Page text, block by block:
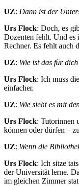
UZ: Dann ist der
Urs Flock: Doch, es
Dozenten fehlt. Und es
Rechner. Es fehlt auch
UZ: Wie ist das für
Urs Flock: Ich muss
einfacher.
UZ: Wie sieht es mit
Urs Flock: Tutorinnen
können oder dürfen –
UZ: Wenn die
Urs Flock: Ich sitze
der Universität lerne.
im gleichen Zimmer